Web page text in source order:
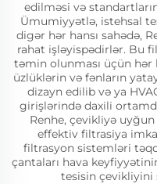
edilməsi və
Ümumiyyətlə, istehsal
digər hər hansı sahədə,
rahat işləyispədirlər. Bu
təmin olunması üçün hər
üzlüklərin və fənların
dizayn edilib və ya
girişlərində daxili
Renhe, çevikliyə
effektiv filtrasiya
filtrasyon sistemləri
çantaları hava
tesisin çevikliyini